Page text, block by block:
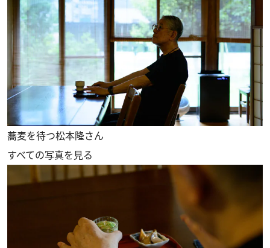
蕎麦を待つ松本隆さん
すべての写真を見る